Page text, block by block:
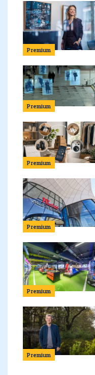
Premium
Premium
Premium
Premium
Premium
Premium